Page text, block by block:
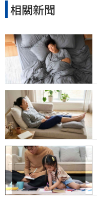
相關新聞